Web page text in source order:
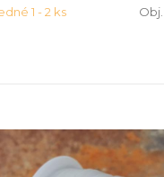
1 - 2 ks